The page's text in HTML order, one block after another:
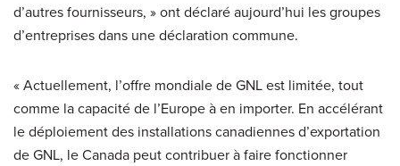
d’autres fournisseurs, » ont déclaré aujourd’hui les groupes
d’entreprises dans une déclaration commune.
« Actuellement, l’offre mondiale de GNL est limitée, tout
comme la capacité de l’Europe à en importer. En accélérant
le déploiement des installations canadiennes d’exportation
de GNL, le Canada peut contribuer à faire fonctionner